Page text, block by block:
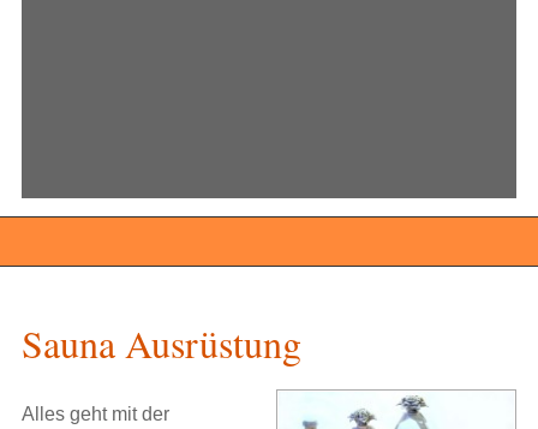
Sauna Ausrüstung
Alles geht mit der